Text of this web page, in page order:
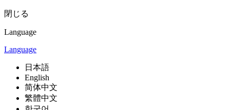
閉じる
Language
Language
日本語
English
简体中文
繁體中文